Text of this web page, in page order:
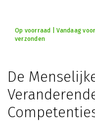
Op voorraad | Vandaag
verzonden
De